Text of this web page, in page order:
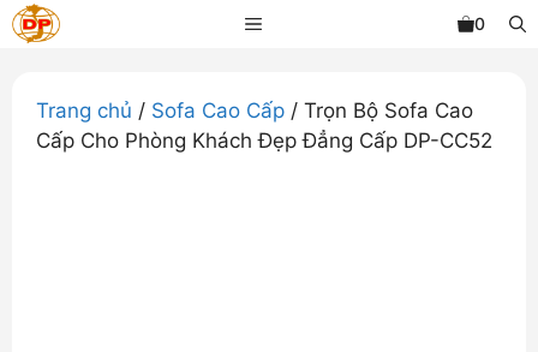
Chuyển
đến
dung
MENU 0
Trang chủ / Sofa Cao Cấp / Trọn Bộ Sofa Cao
Cấp Cho Phòng Khách Đẹp Đẳng Cấp DP-CC52